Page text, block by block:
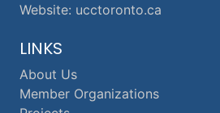
Website: ucctoronto.ca
LINKS
About Us
Member Organizations